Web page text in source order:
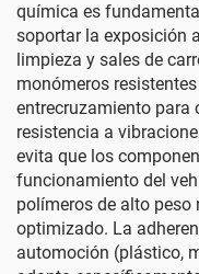
química es
soportar la exposición
limpieza y sales de
monómeros
entrecruzamiento para
resistencia a
evita que los
funcionamiento del
polímeros de alto
optimizado. La
automoción (plástico,